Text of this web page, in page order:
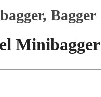
Bagger
Minibagger